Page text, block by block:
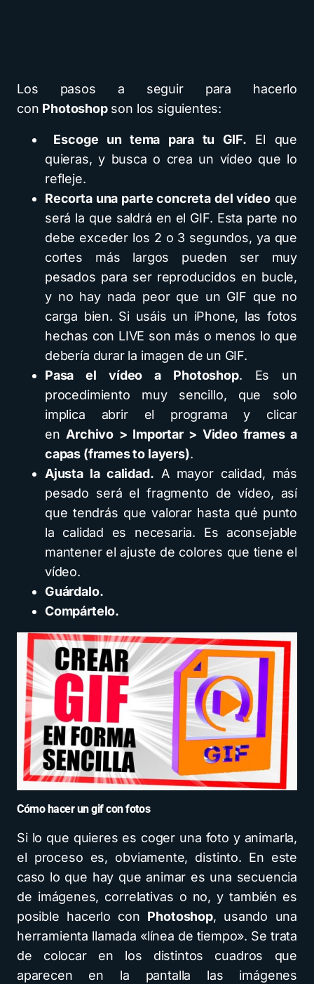
Los pasos a seguir para hacerlo
con Photoshopson los siguientes:
Escoge un tema para tu GIF. El que
quieras, y busca o crea un vídeo que lo
refleje.
Recorta una parte concreta del vídeoque
será la que saldrá en el GIF. Esta parte no
debe exceder los 2 o 3 segundos, ya que
cortes más largos pueden ser muy
pesados para ser reproducidos en bucle,
y no hay nada peor que un GIF que no
carga bien. Si usáis un iPhone, las fotos
hechas con LIVE son más o menos lo que
debería durar la imagen de un GIF.
Pasa el vídeo a Photoshop. Es un
procedimiento muy sencillo, que solo
implica abrir el programa y clicar
en Archivo > Importar > Video frames a
capas (frames to layers).
Ajusta la calidad. A mayor calidad, más
pesado será el fragmento de vídeo, así
que tendrás que valorar hasta qué punto
la calidad es necesaria. Es aconsejable
mantener el ajuste de colores que tiene el
vídeo.
Guárdalo.
Compártelo.
Cómo hacer un gif con fotos
Si lo que quieres es coger una foto y animarla,
el proceso es, obviamente, distinto. En este
caso lo que hay que animar es una secuencia
de imágenes, correlativas o no, y también es
posible hacerlo con Photoshop, usando una
herramienta llamada «línea de tiempo». Se trata
de colocar en los distintos cuadros que
aparecen en la pantalla las imágenes